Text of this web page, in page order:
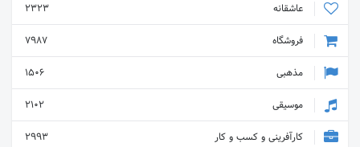
عاشقانه
2323
فروشگاه
7987
مذهبی
1506
موسیقی
2102
کارآفرینی و کسب و کار
2993